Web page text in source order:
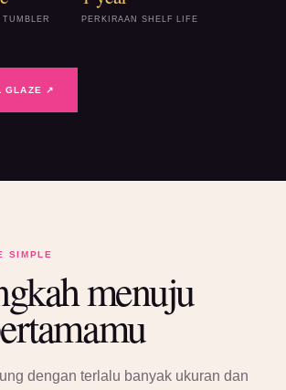
TUMBLER PERKIRAAN SHELF LIFE
GLAZE ↗
SIMPLE
menuju
dengan terlalu banyak ukuran dan